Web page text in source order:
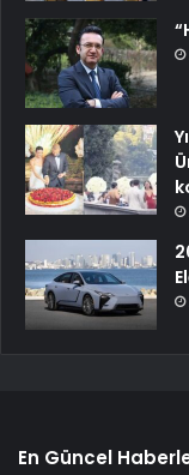
En Güncel